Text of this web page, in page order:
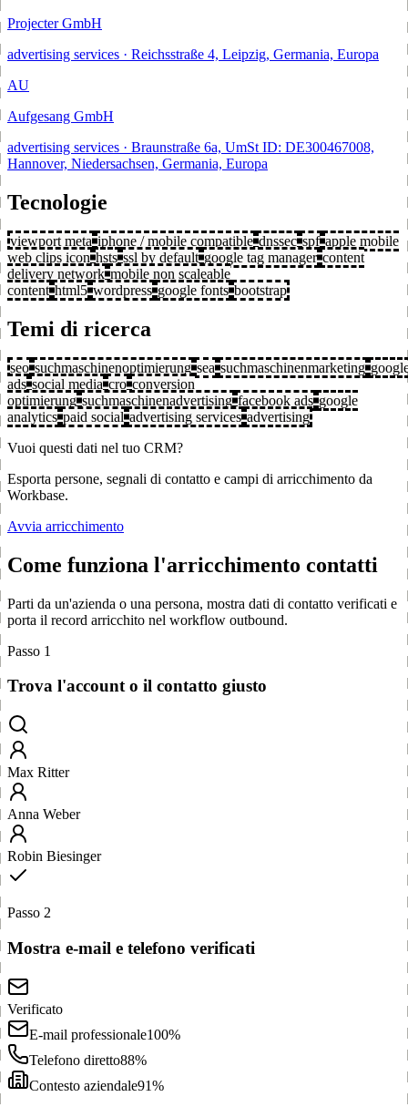
Projecter GmbH
advertising services · Reichsstraße 4, Leipzig, Germania, Europa
AU
Aufgesang GmbH
advertising services · Braunstraße 6a, UmSt ID: DE300467008,
Hannover, Niedersachsen, Germania, Europa
Tecnologie
viewport meta iphone / mobile compatible dnssec spf apple mobile
web clips icon hsts ssl by default google tag manager content
delivery network mobile non scaleable
content html5 wordpress google fonts bootstrap
Temi di ricerca
seo suchmaschinenoptimierung sea suchmaschinenmarketing
ads social media cro conversion
optimierung suchmaschinenadvertising facebook ads google
analytics paid social advertising services advertising
Vuoi questi dati nel tuo CRM?
Esporta persone, segnali di contatto e campi di arricchimento da
Workbase.
Avvia arricchimento
Come funziona l'arricchimento contatti
Parti da un'azienda o una persona, mostra dati di contatto verificati e
porta il record arricchito nel workflow outbound.
Passo 1
Trova l'account o il contatto giusto
Max Ritter
Anna Weber
Robin Biesinger
Passo 2
Mostra e-mail e telefono verificati
Verificato
E-mail professionale100%
Telefono diretto88%
Contesto aziendale91%